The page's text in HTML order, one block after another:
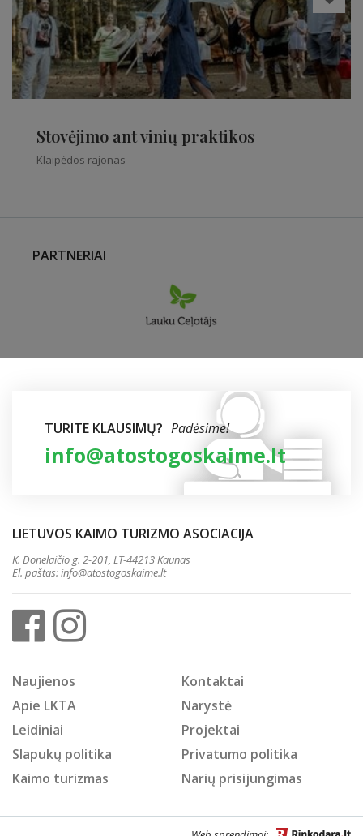
Stovėjimo ant vinių praktikos
Klaipėdos rajonas
PARTNERIAI
TURITE KLAUSIMŲ? Padėsime!
info@atostogoskaime.lt
LIETUVOS KAIMO TURIZMO ASOCIACIJA
K. Donelaičio g. 2-201, LT-44213 Kaunas
El. paštas:info@atostogoskaime.lt
Naujienos
Kontaktai
Apie LKTA
Narystė
Leidiniai
Projektai
Slapukų politika
Privatumo politika
Kaimo turizmas
Narių prisijungimas